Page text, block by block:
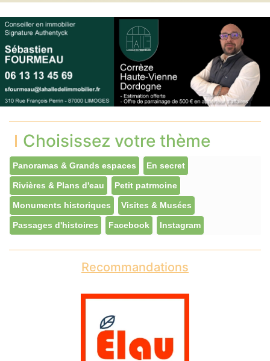
Choisissez votre thème
Panoramas & Grands espaces En secret
Rivières & Plans d'eau Petit patrmoine
Monuments historiques Visites & Musées
Passages d'histoires Facebook Instagram
Recommandations